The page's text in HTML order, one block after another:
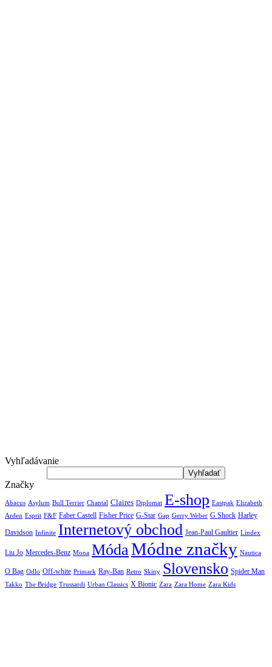
Vyhľadávanie
Značky
Abacus Asylum Bull Terrier Chantal Claires Diplomat E-shop Eastpak Elizabeth
Arden Esprit F&F Faber Castell Fisher Price G-Star Gap Gerry Weber G Shock Harley
Davidson Infinite Internetový obchod Jean-Paul Gaultier Lindex
Liu Jo Mercedes-Benz Mona Móda Módne značky Nautica
O Bag Odlo Off-white Primark Ray-Ban Retro Skiny Slovensko Spider Man
Takko The Bridge Trussardi Urban Classics X Bionic Zara Zara Home Zara Kids